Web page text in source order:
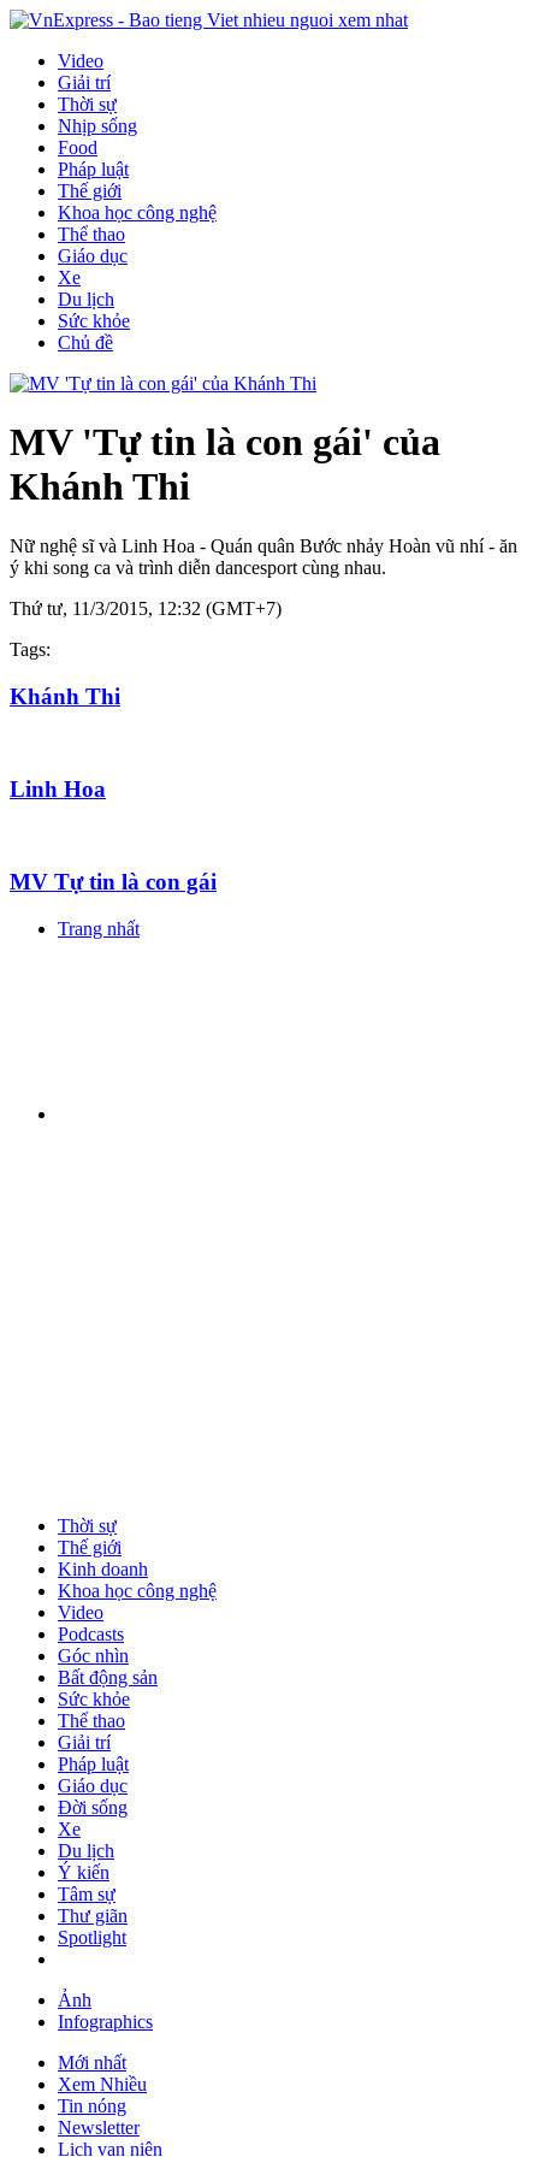
Video
Giải trí
Thời sự
Nhịp sống
Food
Pháp luật
Thế giới
Khoa học công nghệ
Thể thao
Giáo dục
Xe
Du lịch
Sức khỏe
Chủ đề
MV 'Tự tin là con gái' của
Khánh Thi
Nữ nghệ sĩ và Linh Hoa - Quán quân Bước nhảy Hoàn vũ nhí - ăn
ý khi song ca và trình diễn dancesport cùng nhau.
Thứ tư, 11/3/2015, 12:32 (GMT+7)
Tags:
Khánh Thi
Linh Hoa
MV Tự tin là con gái
Trang nhất
Thời sự
Thế giới
Kinh doanh
Khoa học công nghệ
Video
Podcasts
Góc nhìn
Bất động sản
Sức khỏe
Thể thao
Giải trí
Pháp luật
Giáo dục
Đời sống
Xe
Du lịch
Ý kiến
Tâm sự
Thư giãn
Spotlight
Ảnh
Infographics
Mới nhất
Xem Nhiều
Tin nóng
Newsletter
Lịch vạn niên